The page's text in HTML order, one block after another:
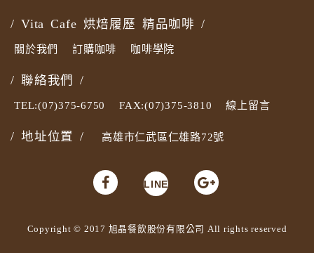
/ Vita Cafe 烘焙履歷 精品咖啡 /
關於我們 訂購咖啡 咖啡學院
/ 聯絡我們 /
TEL:(07)375-6750 FAX:(07)375-3810 線上留言
/ 地址位置 / 高雄市仁武區仁雄路72號
LINE
Copyright © 2017 旭晶餐飲股份有限公司 All rights reserved